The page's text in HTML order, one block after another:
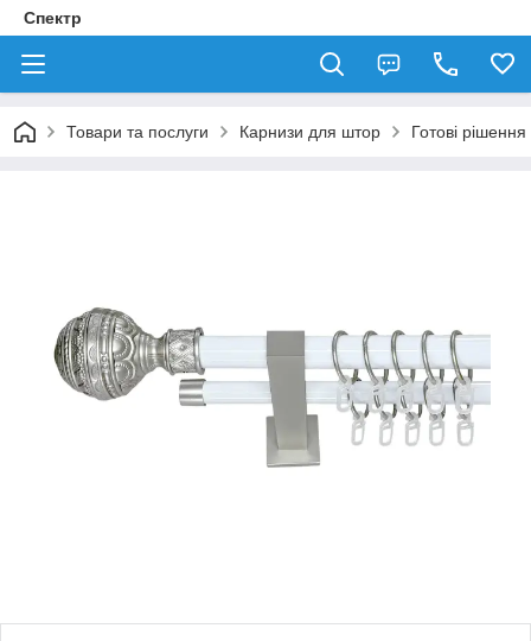
Спектр
Товари та послуги Карнизи для штор Готові рішення